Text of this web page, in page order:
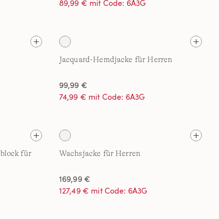
89,99 € mit Code: 6A3G
Jacquard-Hemdjacke für Herren
99,99 €
74,99 € mit Code: 6A3G
für Wachsjacke für Herren
169,99 €
127,49 € mit Code: 6A3G